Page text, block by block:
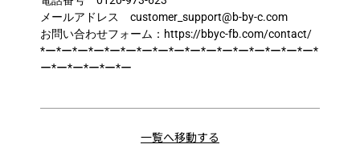
メールアドレス customer_support@b-by-c.com
お問い合わせフォーム：https://bbyc-fb.com/contact/
*ー*ー*ー*ー*ー*ー*ー*ー*ー*ー*ー*ー*ー*ー*ー*ー*ー*
ー*ー*ー*ー*ー*ー
一覧へ移動する